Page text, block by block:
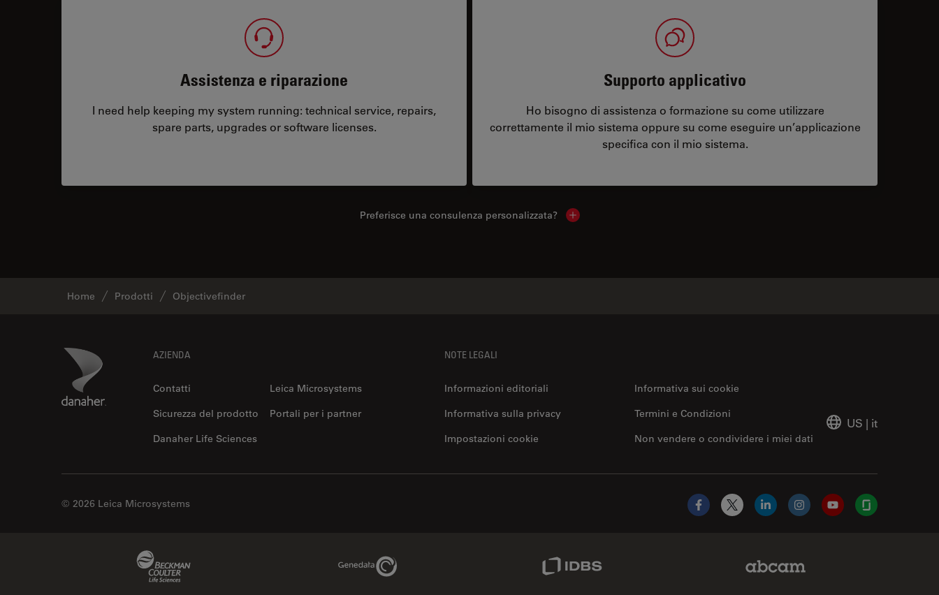
Assistenza e riparazione
I need help keeping my system running: technical service, repairs,
spare parts, upgrades or software licenses.
Supporto applicativo
Ho bisogno di assistenza o formazione su come utilizzare
correttamente il mio sistema oppure su come eseguire un’applicazione
specifica con il mio sistema.
Preferisce una consulenza personalizzata? Show local contacts
Home Prodotti Objectivefinder
Danaher Logo AZIENDA
Contatti
Leica Microsystems
Sicurezza del prodotto
Portali per i partner
Danaher Life Sciences
NOTE LEGALI
Informazioni editoriali
Informativa sui cookie
Informativa sulla privacy
Non vendere o condividere i miei dati
Termini e Condizioni
Impostazioni cookie
US | it
© 2026 Leica Microsystems
Facebook
X LinkedInInstagramYouTubeGlassdoor
Genedata Link